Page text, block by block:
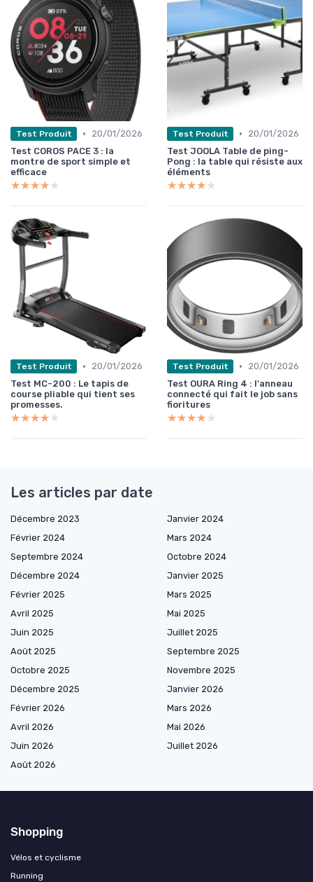
Test Produit •
20/01/2026
Test COROS PACE 3 : la
montre de sport simple et
efficace
★★★★★
★★★★★
Test Produit •
20/01/2026
Test JOOLA Table de ping-
Pong : la table qui résiste aux
éléments
★★★★★
★★★★★
Test Produit •
20/01/2026
Test MC-200 : Le tapis de
course pliable qui tient ses
promesses.
★★★★★
★★★★★
Test Produit •
20/01/2026
Test OURA Ring 4 : l'anneau
connecté qui fait le job sans
fioritures
★★★★★
★★★★★
Les articles par date
Décembre 2023
Janvier 2024
Février 2024
Mars 2024
Septembre 2024
Octobre 2024
Décembre 2024
Janvier 2025
Février 2025
Mars 2025
Avril 2025
Mai 2025
Juin 2025
Juillet 2025
Août 2025
Septembre 2025
Octobre 2025
Novembre 2025
Décembre 2025
Janvier 2026
Février 2026
Mars 2026
Avril 2026
Mai 2026
Juin 2026
Juillet 2026
Août 2026
Shopping
Vélos et cyclisme
Running